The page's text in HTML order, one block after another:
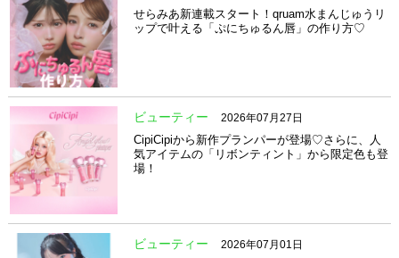
せらみあ新連載スタート！qruam水まんじゅうリ
ップで叶える「ぷにちゅるん唇」の作り方♡
ビューティー 2026年07月27日
CipiCipiから新作プランパーが登場♡さらに、人
気アイテムの「リボンティント」から限定色も登
場！
ビューティー 2026年07月01日